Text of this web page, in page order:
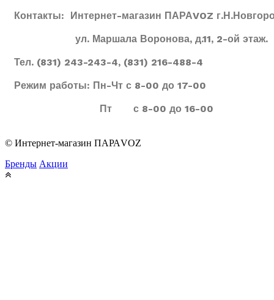
Контакты: Интернет-магазин ПАРАVOZ
ул. Маршала Воронова, д.11, 2-ой этаж.
Тел. (831) 243-243-4, (831) 216-488-4
Режим работы: Пн-Чт с 8-00 до 17-00
Пт с 8-00 до 16-00
© Интернет-магазин ПАРАVOZ
Бренды Акции